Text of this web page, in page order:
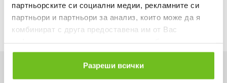
партньорските си социални медии, рекламните си
партньори и партньори за анализ, които може да я
комбинират с друга предоставена им от Вас
ползването от Ваша страна на услугите им.
Разреши всички
Наличност в магазините
Искаш да си първи в списъка ни?